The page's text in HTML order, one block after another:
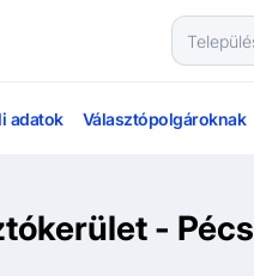
adatok Választópolgároknak
- Pécs